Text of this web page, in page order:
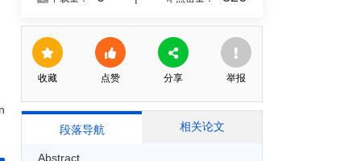
收藏 点赞 分享 举报
段落导航 相关论文
Abstract